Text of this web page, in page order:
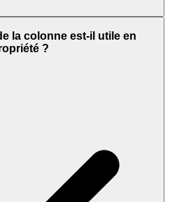
la colonne est-il utile en
?